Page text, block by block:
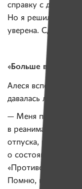
справку с
Но я решила не
уверена. Сдала
«Больше всего
Алеся вспоминает,
давалась легко,
— Меня полностью
в реанимации.
отпуска, надо
о состоянии
«Противопоказаны
Помню, когда